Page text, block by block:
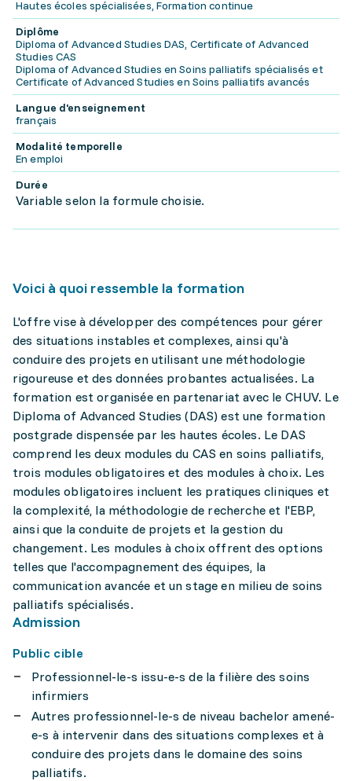
Hautes écoles spécialisées, Formation continue
Diplôme
Diploma of Advanced Studies DAS, Certificate of Advanced
Studies CAS
Diploma of Advanced Studies en Soins palliatifs spécialisés et
Certificate of Advanced Studies en Soins palliatifs avancés
Langue d'enseignement
français
Modalité temporelle
En emploi
Durée
Variable selon la formule choisie.
Voici à quoi ressemble la formation
L'offre vise à développer des compétences pour gérer
des situations instables et complexes, ainsi qu'à
conduire des projets en utilisant une méthodologie
rigoureuse et des données probantes actualisées. La
formation est organisée en partenariat avec le CHUV. Le
Diploma of Advanced Studies (DAS) est une formation
postgrade dispensée par les hautes écoles. Le DAS
comprend les deux modules du CAS en soins palliatifs,
trois modules obligatoires et des modules à choix. Les
modules obligatoires incluent les pratiques cliniques et
la complexité, la méthodologie de recherche et l'EBP,
ainsi que la conduite de projets et la gestion du
changement. Les modules à choix offrent des options
telles que l'accompagnement des équipes, la
communication avancée et un stage en milieu de soins
palliatifs spécialisés.
Admission
Public cible
Professionnel-le-s issu-e-s de la filière des soins
infirmiers
Autres professionnel-le-s de niveau bachelor amené-
e-s à intervenir dans des situations complexes et à
conduire des projets dans le domaine des soins
palliatifs.